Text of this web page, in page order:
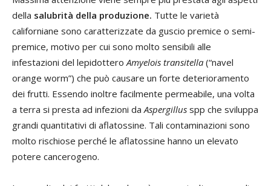
della salubrità della produzione. Tutte le varietà
californiane sono caratterizzate da guscio premice o semi-
premice, motivo per cui sono molto sensibili alle
infestazioni del lepidottero Amyelois transitella (“navel
orange worm”) che può causare un forte deterioramento
dei frutti. Essendo inoltre facilmente permeabile, una volta
a terra si presta ad infezioni da Aspergillus spp che sviluppa
grandi quantitativi di aflatossine. Tali contaminazioni sono
molto rischiose perché le aflatossine hanno un elevato
potere cancerogeno.